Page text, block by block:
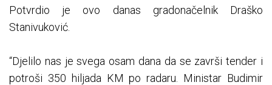
Potvrdio je ovo danas gradonačelnik Draško
Stanivuković.
“Djelilo nas je svega osam dana da se završi tender i
potroši 350 hiljada KM po radaru. Ministar Budimir